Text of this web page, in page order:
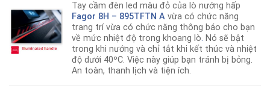
Tay cầm đèn led màu đỏ của lò nướng hấp
Fagor 8H – 895TFTN A vừa có chức năng
trang trí vừa có chức năng thông báo cho bạn
về mức nhiệt độ trong khoang lò. Nó sẽ bật
trong khi nướng và chỉ tắt khi kết thúc và nhiệt
độ dưới 40ºC. Việc này giúp bạn tránh bị bỏng.
An toàn, thanh lịch và tiện ích.